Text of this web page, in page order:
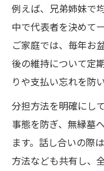
例えば、兄弟姉妹で
中で代表者を決めて
ご家庭では、毎年お
後の維持について定
りや支払い忘れを防
分担方法を明確にし
事態を防ぎ、無縁墓
ます。話し合いの際
方法なども共有し、